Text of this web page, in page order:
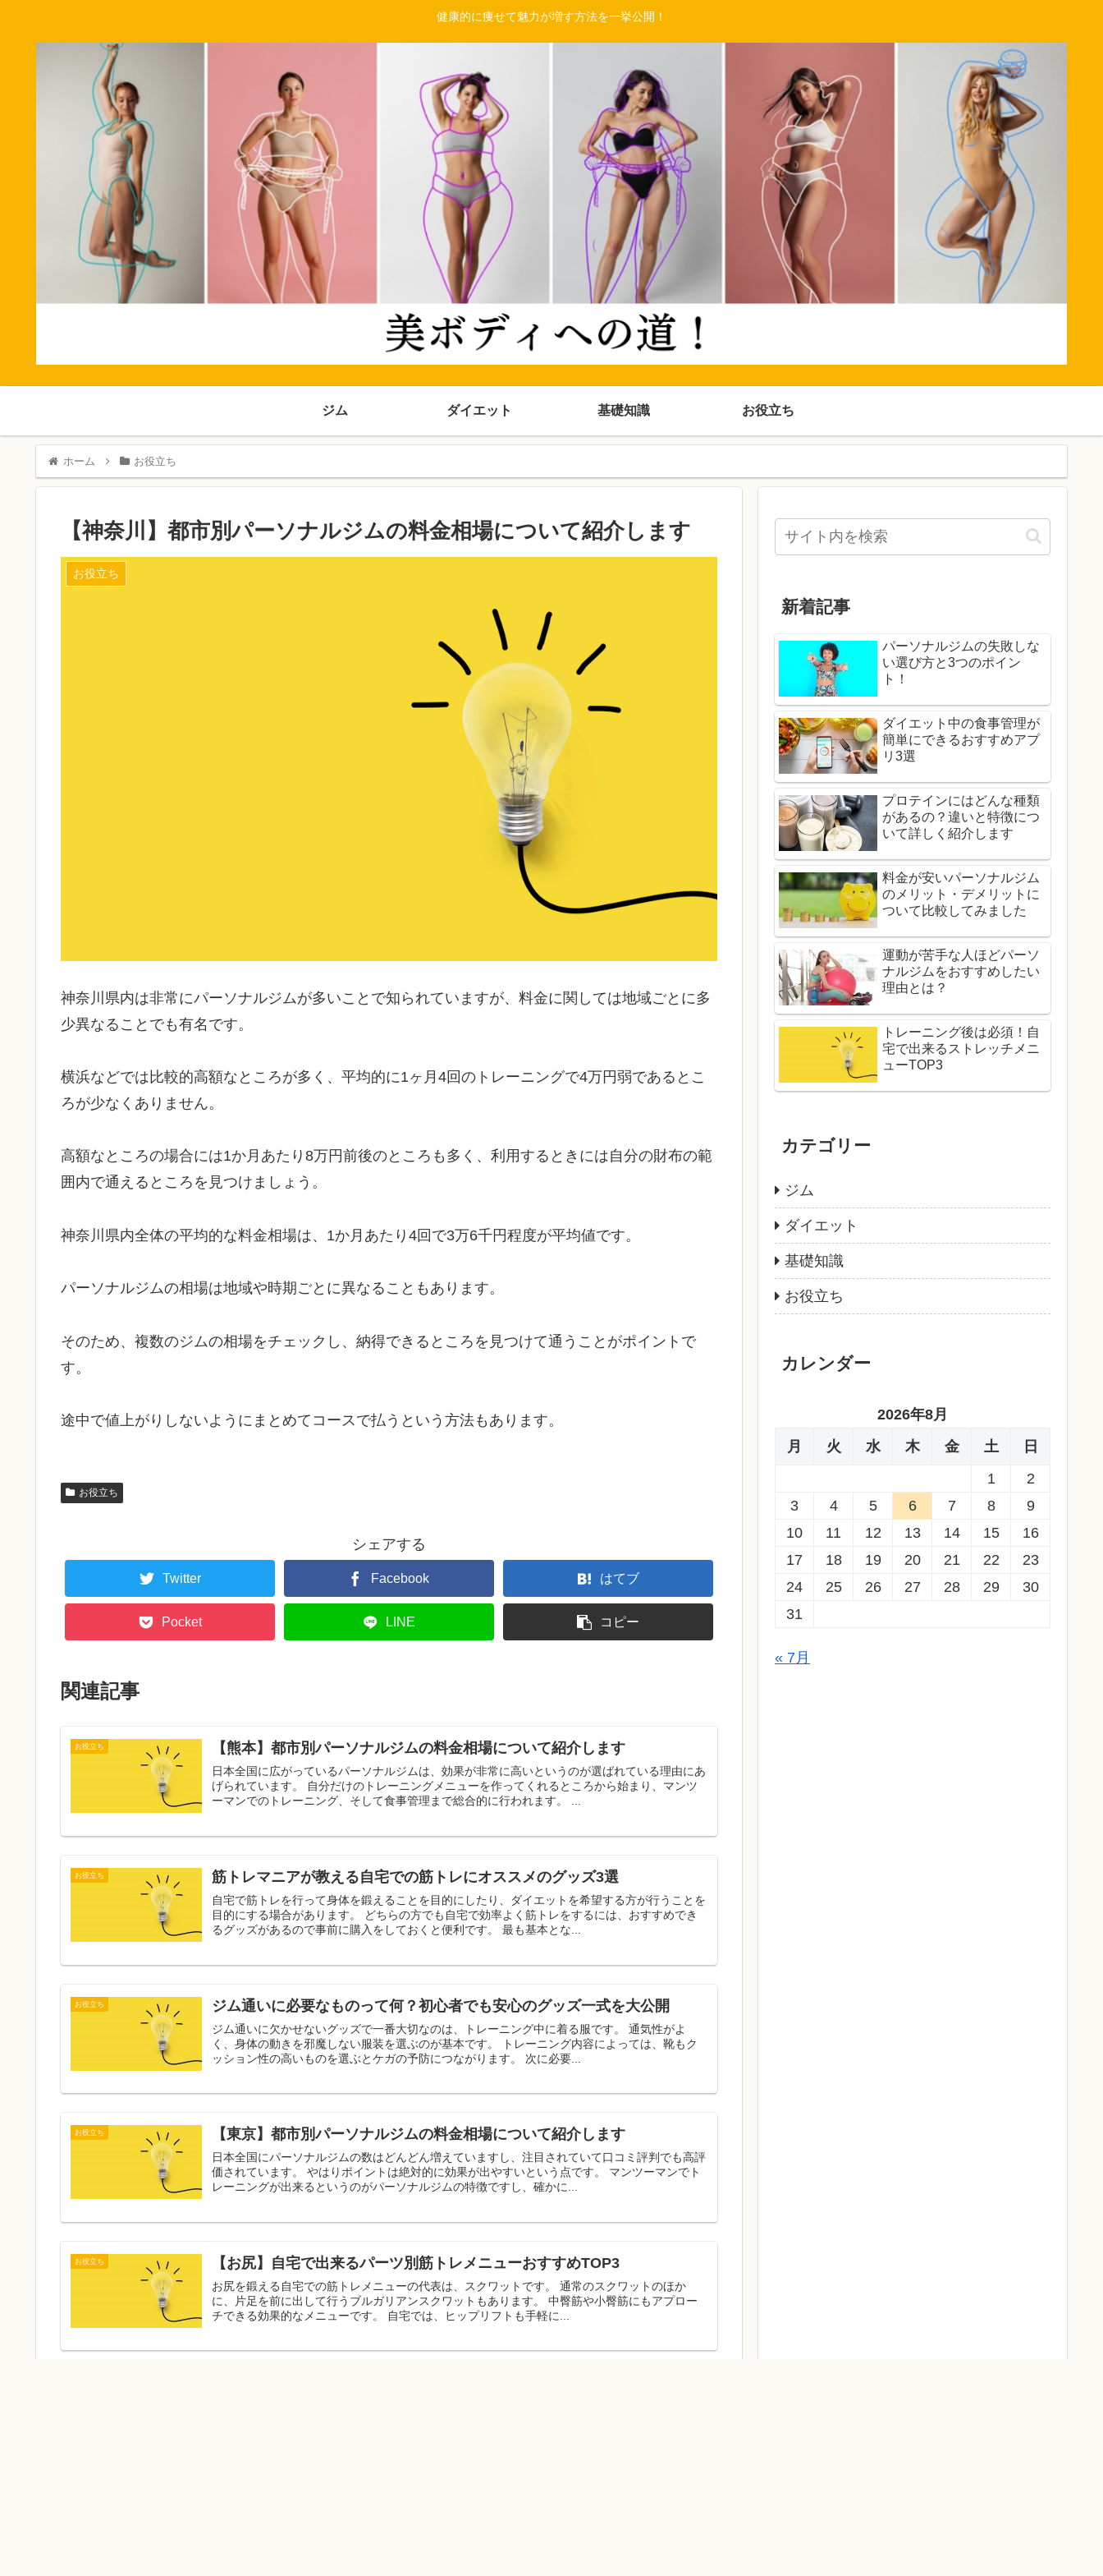
健康的に痩せて魅力が増す方法を一挙公開！
ジム ダイエット 基礎知識 お役立ち
ホーム お役立ち
【神奈川】都市別パーソナルジムの料金相場について紹介します
お役立ち
神奈川県内は非常にパーソナルジムが多いことで知られていますが、料金に関しては地域ごとに多
少異なることでも有名です。
横浜などでは比較的高額なところが多く、平均的に1ヶ月4回のトレーニングで4万円弱であるとこ
ろが少なくありません。
高額なところの場合には1か月あたり8万円前後のところも多く、利用するときには自分の財布の範
囲内で通えるところを見つけましょう。
神奈川県内全体の平均的な料金相場は、1か月あたり4回で3万6千円程度が平均値です。
パーソナルジムの相場は地域や時期ごとに異なることもあります。
そのため、複数のジムの相場をチェックし、納得できるところを見つけて通うことがポイントで
す。
途中で値上がりしないようにまとめてコースで払うという方法もあります。
お役立ち
シェアする
Twitter Facebook はてブ
Pocket LINE コピー
関連記事
お役立ち 【熊本】都市別パーソナルジムの料金相場について紹介します
日本全国に広がっているパーソナルジムは、効果が非常に高いというのが選ばれている理由にあ
げられています。 自分だけのトレーニングメニューを作ってくれるところから始まり、マンツ
ーマンでのトレーニング、そして食事管理まで総合的に行われます。 ...
お役立ち 筋トレマニアが教える自宅での筋トレにオススメのグッズ3選
自宅で筋トレを行って身体を鍛えることを目的にしたり、ダイエットを希望する方が行うことを
目的にする場合があります。 どちらの方でも自宅で効率よく筋トレをするには、おすすめでき
るグッズがあるので事前に購入をしておくと便利です。 最も基本とな...
お役立ち ジム通いに必要なものって何？初心者でも安心のグッズ一式を大公開
ジム通いに欠かせないグッズで一番大切なのは、トレーニング中に着る服です。 通気性がよ
く、身体の動きを邪魔しない服装を選ぶのが基本です。 トレーニング内容によっては、靴もク
ッション性の高いものを選ぶとケガの予防につながります。 次に必要...
お役立ち 【東京】都市別パーソナルジムの料金相場について紹介します
日本全国にパーソナルジムの数はどんどん増えていますし、注目されていて口コミ評判でも高評
価されています。 やはりポイントは絶対的に効果が出やすいという点です。 マンツーマンでト
レーニングが出来るというのがパーソナルジムの特徴ですし、確かに...
お役立ち 【お尻】自宅で出来るパーツ別筋トレメニューおすすめTOP3
お尻を鍛える自宅での筋トレメニューの代表は、スクワットです。 通常のスクワットのほか
に、片足を前に出して行うブルガリアンスクワットもあります。 中臀筋や小臀筋にもアプロー
チできる効果的なメニューです。 自宅では、ヒップリフトも手軽に...
新着記事
パーソナルジムの失敗しな
い選び方と3つのポイン
ト！
ダイエット中の食事管理が
簡単にできるおすすめアプ
リ3選
プロテインにはどんな種類
があるの？違いと特徴につ
いて詳しく紹介します
料金が安いパーソナルジム
のメリット・デメリットに
ついて比較してみました
運動が苦手な人ほどパーソ
ナルジムをおすすめしたい
理由とは？
トレーニング後は必須！自
宅で出来るストレッチメニ
ューTOP3
カテゴリー
ジム
ダイエット
基礎知識
お役立ち
カレンダー
2026年8月
月
火 水 木 金 土
日
1
2
3
4 5 6 7 8
9
10
11 12 13 14 15
16
17
18 19 20 21 22
23
24
25 26 27 28 29
30
31
« 7月